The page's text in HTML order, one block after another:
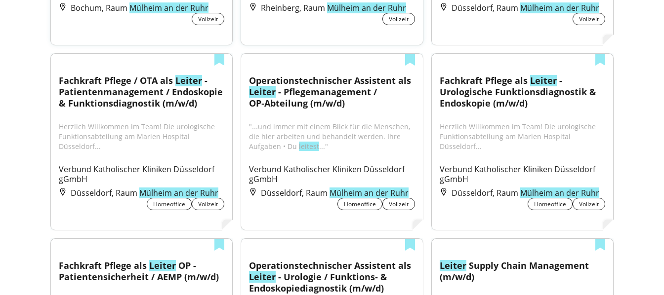
Bochum, Raum Mülheim an der Ruhr
Vollzeit
Rheinberg, Raum Mülheim an der Ruhr
Vollzeit
Düsseldorf, Raum Mülheim an der Ruhr
Vollzeit
Fachkraft Pflege / OTA als Leiter -
Patientenmanagement / Endoskopie
& Funktionsdiagnostik (m/w/d)
Herzlich Willkommen im Team! Die urologische
Funktionsabteilung am Marien Hospital
Düsseldorf...
Verbund Katholischer Kliniken Düsseldorf
gGmbH
Düsseldorf, Raum Mülheim an der Ruhr
Homeoffice Vollzeit
Leiter - Pflegemanagement /
OP‑Abteilung (m/w/d)
"...und immer mit einem Blick für die Menschen,
die hier arbeiten und behandelt werden. Ihre
Aufgaben • Du leitest..."
Verbund Katholischer Kliniken Düsseldorf
gGmbH
Düsseldorf, Raum Mülheim an der Ruhr
Homeoffice Vollzeit
Fachkraft Pflege als Leiter -
Urologische Funktionsdiagnostik &
Endoskopie (m/w/d)
Herzlich Willkommen im Team! Die urologische
Funktionsabteilung am Marien Hospital
Düsseldorf...
Verbund Katholischer Kliniken Düsseldorf
gGmbH
Düsseldorf, Raum Mülheim an der Ruhr
Homeoffice Vollzeit
Fachkraft Pflege als Leiter OP -
Patientensicherheit / AEMP (m/w/d)
Leiter - Urologie / Funktions‑ &
Endoskopiediagnostik (m/w/d)
Leiter Supply Chain Management
(m/w/d)